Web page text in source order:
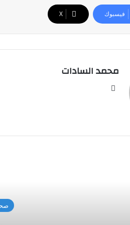
فيسبوك ‫X
محمد السادات